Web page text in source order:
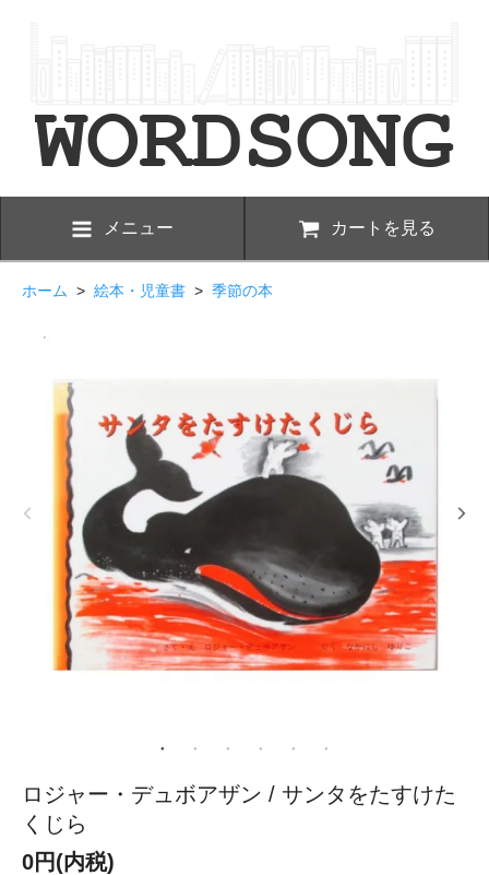
メニュー カートを見る
ホーム > 絵本・児童書 > 季節の本
ロジャー・デュボアザン / サンタをたすけた
くじら
0円(内税)